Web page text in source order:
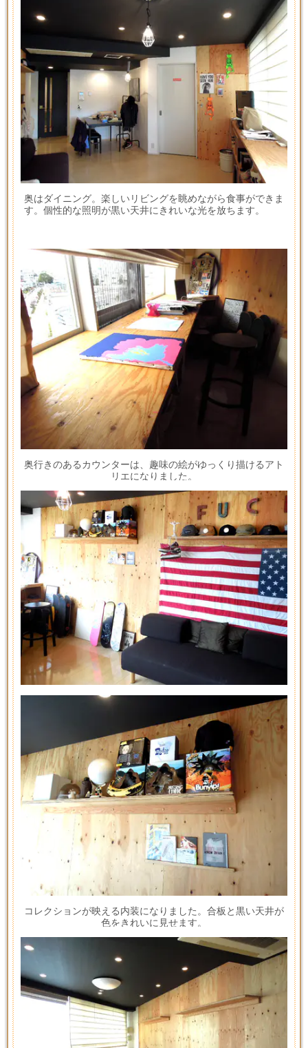
奥はダイニング。楽しいリビングを眺めながら食事ができま
す。個性的な照明が黒い天井にきれいな光を放ちます。
奥行きのあるカウンターは、趣味の絵がゆっくり描けるアト
リエになりました。
コレクションが映える内装になりました。合板と黒い天井が
色をきれいに見せます。